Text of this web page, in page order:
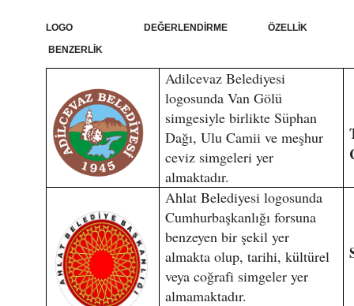
LOGO DEĞERLENDİRME ÖZELLİK
BENZERLİK
Adilcevaz Belediyesi
logosunda Van Gölü
simgesiyle birlikte Süphan
Dağı, Ulu Camii ve meşhur
ceviz simgeleri yer
almaktadır.
Ahlat Belediyesi logosunda
Cumhurbaşkanlığı forsuna
benzeyen bir şekil yer
almakta olup, tarihi, kültürel
veya coğrafi simgeler yer
almamaktadır.